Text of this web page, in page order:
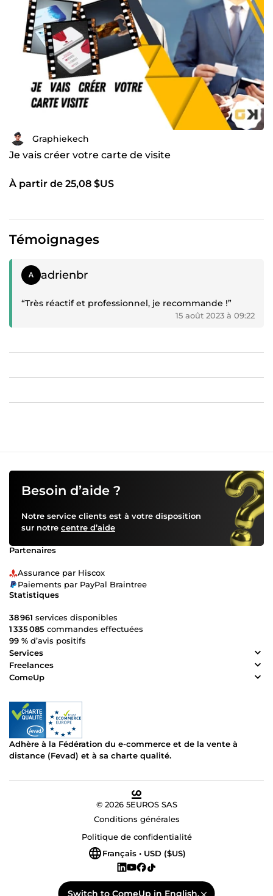
Graphiekech Expert en Web Design & Conception
Graphique
Graphiekech
Je vais créer votre carte de visite
À partir de 25,08 $US
Témoignages
Témoignage positif
adrienbr
“Très réactif et professionnel, je recommande !”
15 août 2023 à 09:22
Switch to ComeUp in English.
Besoin d’aide ?
Notre service clients est à votre disposition
sur notre centre d’aide
Partenaires
Assurance par Hiscox
Paiements par PayPal Braintree
Statistiques
38 961 services disponibles
1 335 085 commandes effectuées
99 % d’avis positifs
Services
Freelances
ComeUp
Adhère à la Fédération du e-commerce et de la vente à
distance (Fevad) et à sa charte qualité.
© 2026 5EUROS SAS
Conditions générales
Politique de confidentialité
Français • USD ($US)